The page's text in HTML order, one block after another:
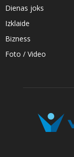
Dienas joks
Izklaide
Bizness
Foto / Video